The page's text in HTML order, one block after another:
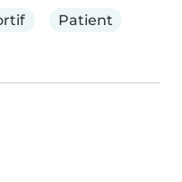
Patient